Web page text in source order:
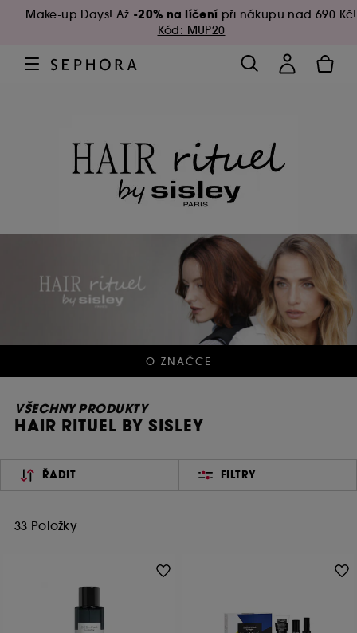
Make-up Days! Až -20% na líčení při nákupu nad 690 Kč!
Kód: MUP20
O ZNAČCE
VŠECHNY PRODUKTY
HAIR RITUEL BY SISLEY
ŘADIT FILTRY
33 Položky